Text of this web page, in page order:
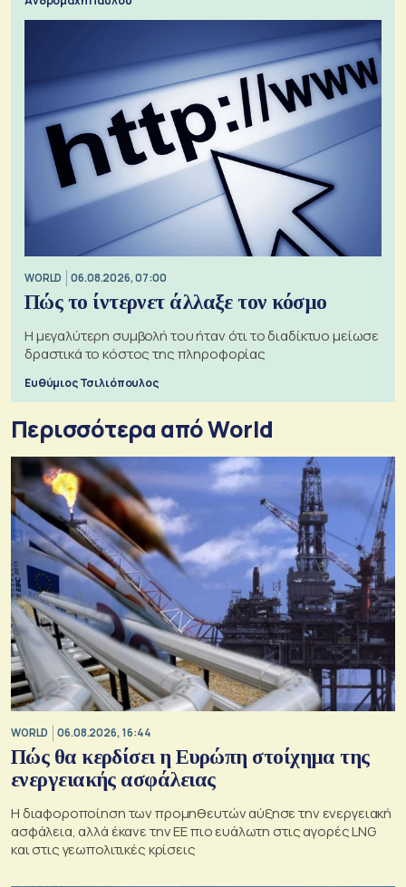
WORLD 06.08.2026, 07:00
Πώς το ίντερνετ άλλαξε τον κόσμο
Η μεγαλύτερη συμβολή του ήταν ότι το διαδίκτυο μείωσε
δραστικά το κόστος της πληροφορίας
Ευθύμιος Τσιλιόπουλος
Περισσότερα από World
WORLD 06.08.2026, 16:44
Πώς θα κερδίσει η Ευρώπη στοίχημα της
ενεργειακής ασφάλειας
Η διαφοροποίηση των προμηθευτών αύξησε την ενεργειακή
ασφάλεια, αλλά έκανε την ΕΕ πιο ευάλωτη στις αγορές LNG
και στις γεωπολιτικές κρίσεις